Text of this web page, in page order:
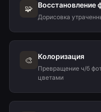
🧩 Восстановление
Дорисовка
🎨 Колоризация
Превращение ч/б
цветами